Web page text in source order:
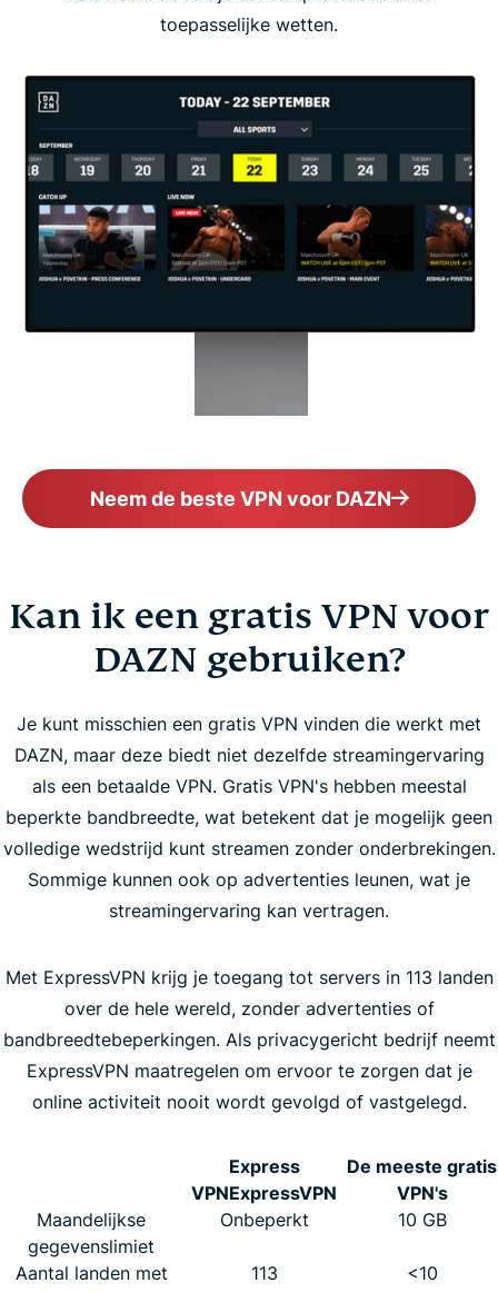
toepasselijke wetten.
Neem de beste VPN voor DAZN
Kan ik een gratis VPN voor
DAZN gebruiken?
Je kunt misschien een gratis VPN vinden die werkt met
DAZN, maar deze biedt niet dezelfde streamingervaring
als een betaalde VPN. Gratis VPN's hebben meestal
beperkte bandbreedte, wat betekent dat je mogelijk geen
volledige wedstrijd kunt streamen zonder onderbrekingen.
Sommige kunnen ook op advertenties leunen, wat je
streamingervaring kan vertragen.
Met ExpressVPN krijg je toegang tot servers in 113 landen
over de hele wereld, zonder advertenties of
bandbreedtebeperkingen. Als privacygericht bedrijf neemt
ExpressVPN maatregelen om ervoor te zorgen dat je
online activiteit nooit wordt gevolgd of vastgelegd.
Express
VPNExpressVPN
De meeste gratis
VPN's
Maandelijkse
gegevenslimiet
Onbeperkt 10 GB
Aantal landen met
113 <10